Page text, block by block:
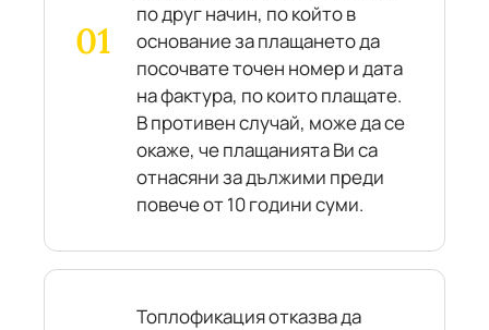
по друг начин, по който в
основание за плащането да
посочвате точен номер и дата
на фактура, по които плащате.
В противен случай, може да се
окаже, че плащанията Ви са
отнасяни за дължими преди
повече от 10 години суми.
Топлофикация отказва да